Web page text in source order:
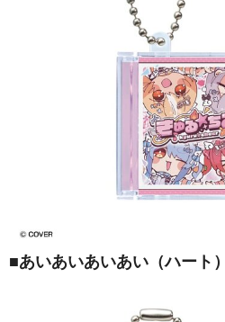
■あいあいあいあい（ハート